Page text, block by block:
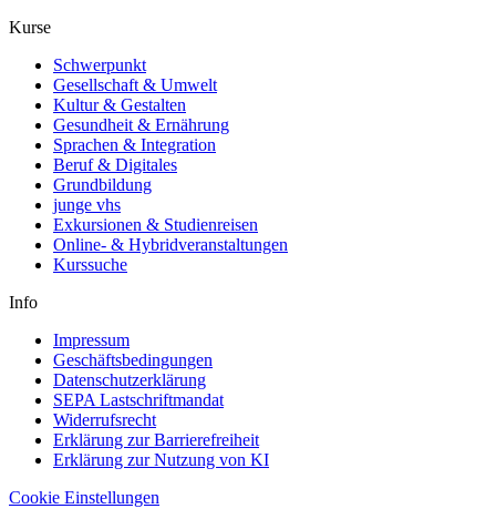
Kurse
Schwerpunkt
Gesellschaft & Umwelt
Kultur & Gestalten
Gesundheit & Ernährung
Sprachen & Integration
Beruf & Digitales
Grundbildung
junge vhs
Exkursionen & Studienreisen
Online- & Hybridveranstaltungen
Kurssuche
Info
Impressum
Geschäftsbedingungen
Datenschutzerklärung
SEPA Lastschriftmandat
Widerrufsrecht
Erklärung zur Barrierefreiheit
Erklärung zur Nutzung von KI
Cookie Einstellungen